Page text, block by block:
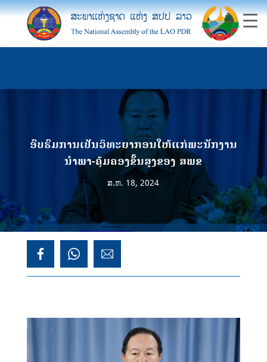
ອົບຮົມການເປັນວິທະຍາກອນໃຫ້ແກ່ພະນັກງານ
ນຳພາ-ຄຸ້ມຄອງຂັ້ນສູງຂອງ ສພຂ
ສ.ຫ. 18, 2024